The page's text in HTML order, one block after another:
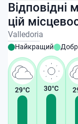
Відповідні
цій
Valledoria
Найкращий
29°C 30°C